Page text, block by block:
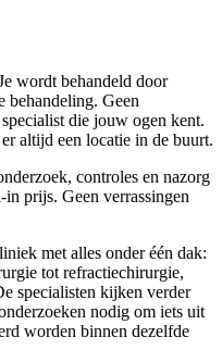
wordt behandeld door
behandeling. Geen
die jouw ogen kent.
altijd een locatie in de buurt.
controles en nazorg
in prijs. Geen verrassingen
met alles onder één dak:
tot refractiechirurgie,
specialisten kijken verder
nodig om iets uit
worden binnen dezelfde